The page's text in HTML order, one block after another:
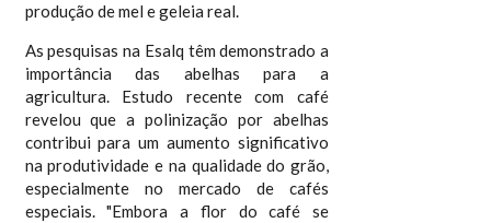
produção de mel e geleia real.
As pesquisas na Esalq têm demonstrado a
importância das abelhas para a
agricultura. Estudo recente com café
revelou que a polinização por abelhas
contribui para um aumento significativo
na produtividade e na qualidade do grão,
especialmente no mercado de cafés
especiais. "Embora a flor do café se